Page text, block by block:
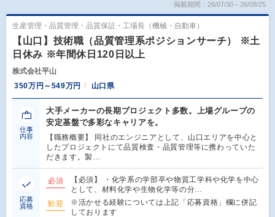
掲載期間：26/07/30～26/08/25
生産管理・品質管理・品質保証・工場長（機械・自動車）
【山口】技術職（品質管理系ポジションサーチ） ※土
日休み ※年間休日120日以上
株式会社平山
350万円～549万円
山口県
仕事
内容
大手メーカーの長期プロジェクト多数。上場グループの
安定基盤で多彩なキャリアを。
【職務概要】 同社のエンジニアとして、山口エリアを中心と
したプロジェクトにて品質検査・品質管理等に携わっていた
だきます。製…
応募
資格
必須
【必須】 ・化学系の学部卒や物質工学科や化学を中心
として、材料化学や生物化学等の分…
歓迎
※活かせる経験については上記「応募資格」欄に併記
しております